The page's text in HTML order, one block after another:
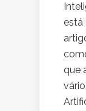
está
que